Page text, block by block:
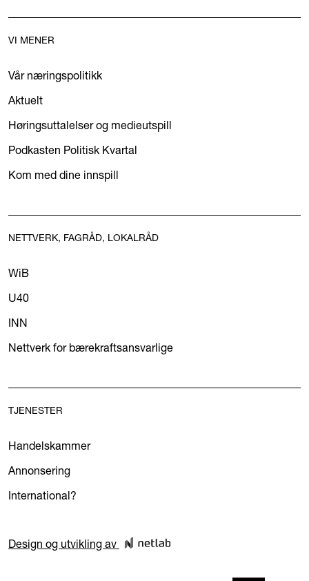
VI MENER
Vår næringspolitikk
Aktuelt
Høringsuttalelser og medieutspill
Podkasten Politisk Kvartal
Kom med dine innspill
NETTVERK, FAGRÅD, LOKALRÅD
WiB
U40
INN
Nettverk for bærekraftsansvarlige
TJENESTER
Handelskammer
Annonsering
International?
Design og utvikling av